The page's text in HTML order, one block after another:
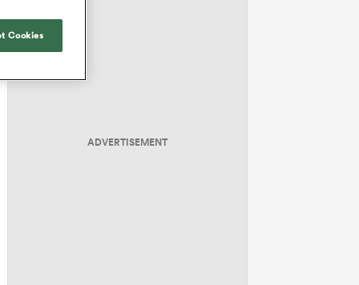
ADVERTISEMENT
Cookies